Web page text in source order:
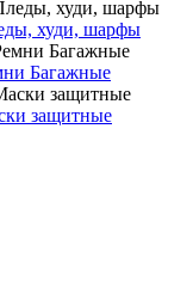
худи, шарфы
Багажные
защитные